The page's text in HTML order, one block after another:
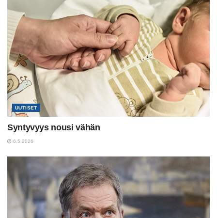
UUTISET
Syntyvyys nousi vähän
6.5.2026